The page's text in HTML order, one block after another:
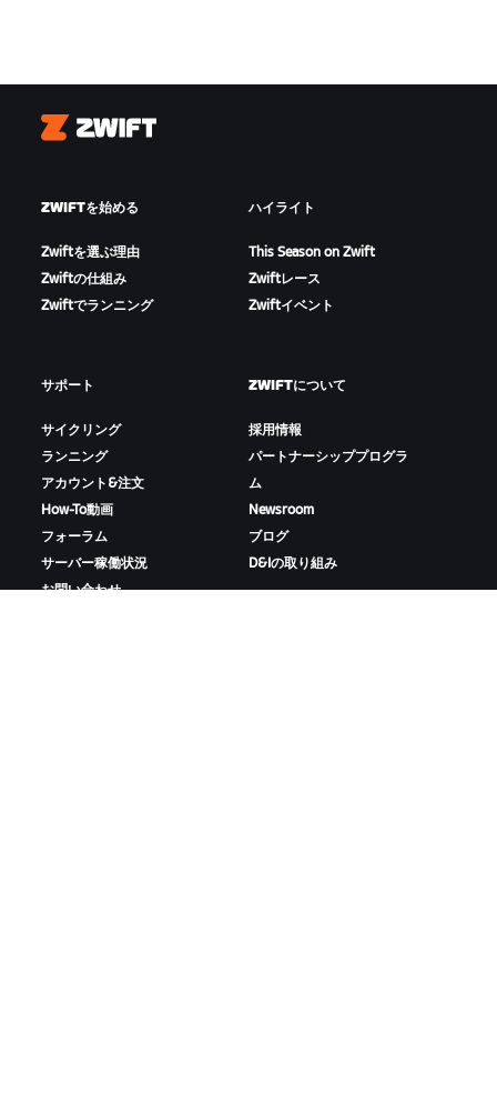
Zwift
ZWIFTを始める
Zwiftを選ぶ理由
Zwiftの仕組み
Zwiftでランニング
ハイライト
This Season on Zwift
Zwiftレース
Zwiftイベント
サポート
サイクリング
ランニング
アカウント&注文
How-To動画
フォーラム
サーバー稼働状況
お問い合わせ
ZWIFTについて
採用情報
パートナーシッププログラ
ム
Newsroom
ブログ
D&Iの取り組み